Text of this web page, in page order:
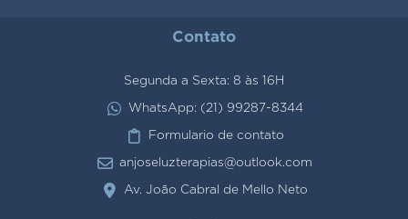
Contato
Segunda a Sexta: 8 às 16H
WhatsApp: (21) 99287-8344
Formulario de contato
anjoseluzterapias@outlook.com
Av. João Cabral de Mello Neto